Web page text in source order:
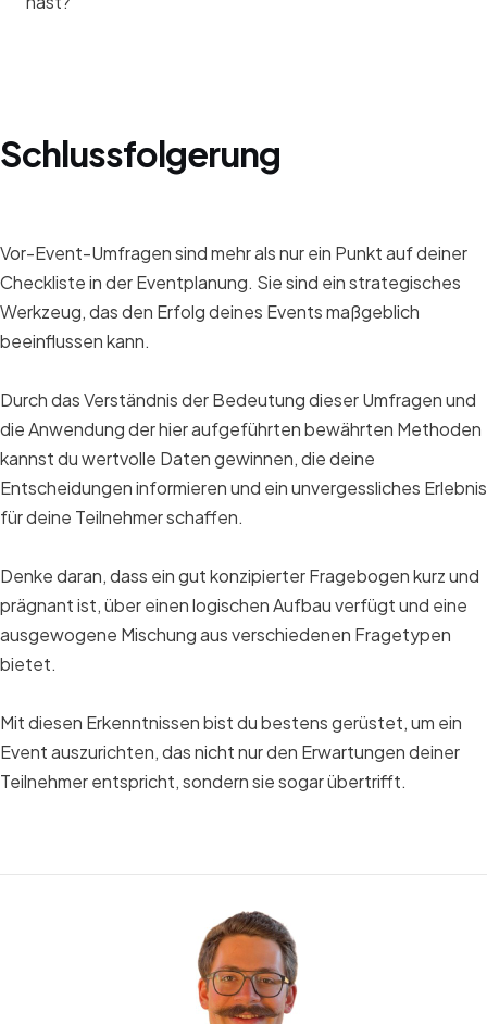
Schlussfolgerung
Vor-Event-Umfragen sind mehr als nur ein Punkt auf deiner
Checkliste in der Eventplanung. Sie sind ein strategisches
Werkzeug, das den Erfolg deines Events maßgeblich
beeinflussen kann.
Durch das Verständnis der Bedeutung dieser Umfragen und
die Anwendung der hier aufgeführten bewährten Methoden
kannst du wertvolle Daten gewinnen, die deine
Entscheidungen informieren und ein unvergessliches Erlebnis
für deine Teilnehmer schaffen.
Denke daran, dass ein gut konzipierter Fragebogen kurz und
prägnant ist, über einen logischen Aufbau verfügt und eine
ausgewogene Mischung aus verschiedenen Fragetypen
bietet.
Mit diesen Erkenntnissen bist du bestens gerüstet, um ein
Event auszurichten, das nicht nur den Erwartungen deiner
Teilnehmer entspricht, sondern sie sogar übertrifft.